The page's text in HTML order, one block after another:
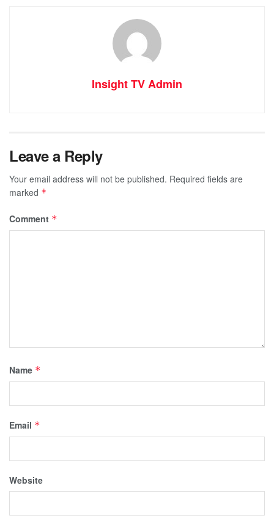
Insight TV Admin
Leave a Reply
Your email address will not be published. Required fields are
marked *
Comment *
Name *
Email *
Website